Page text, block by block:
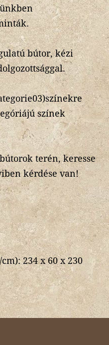
bútor, kézi
színek
terén, keresse
kérdése van!
cm):234 x 60 x 230